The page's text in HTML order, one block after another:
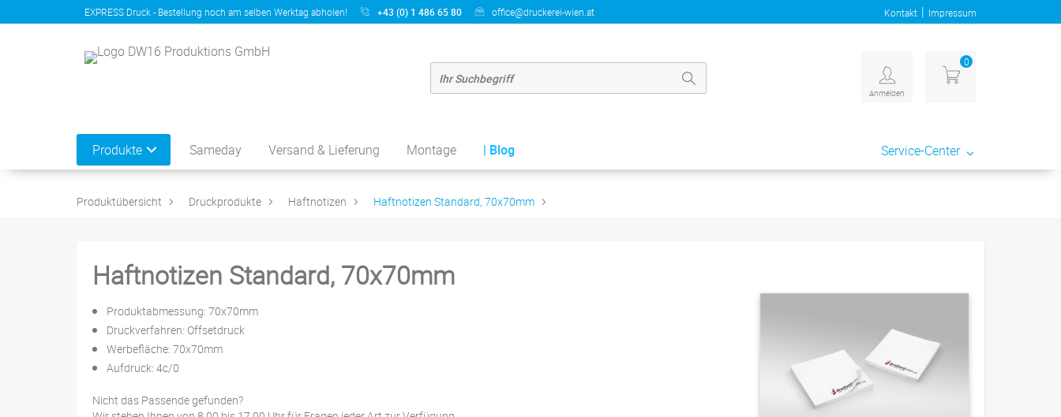
EXPRESS Druck - Bestellung noch am selben Werktag abholen! +43 (0) 1 486 65 80 office@druckerei-wien.at Kontakt | Impressum
Anmelden
0
Produkte Sameday Versand & Lieferung Montage | Blog Service-Center
Produktübersicht Druckprodukte Haftnotizen Haftnotizen Standard, 70x70mm
Haftnotizen Standard, 70x70mm
Produktabmessung: 70x70mm
Druckverfahren: Offsetdruck
Werbefläche: 70x70mm
Aufdruck: 4c/0
Nicht das Passende gefunden?